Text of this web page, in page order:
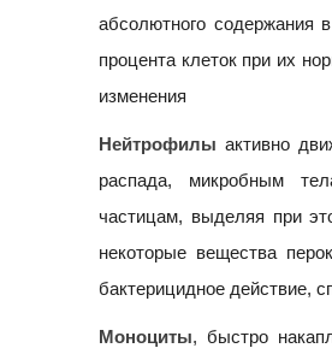
абсолютного содержания
процента клеток при их
изменения
Нейтрофилы активно
распада, микробным
частицам, выделяя при
некоторые вещества
бактерицидное действие,
Моноциты, быстро